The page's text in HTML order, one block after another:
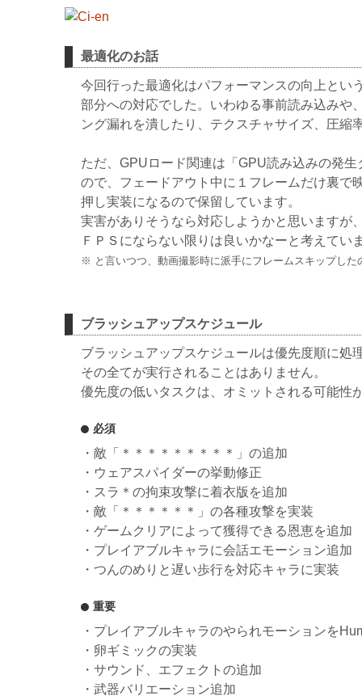
最適化のお話
今回行った最適化はパフォーマンスの向上とい
部分への対応でした。いわゆる事前読み込みや
ング漏れを潰したり、テクスチャサイズ、圧縮
ただ、GPUロード関連は「GPU読み込みの発
ので、フェードアウト中に１フレームだけ裏で
押し実装になるので保留しています。
実害がありそうなら対応しようかと思いますが
ＦＰＳにならない限りは良いかなーと考えてい
※ と言いつつ、動画撮影時に派手にフレームスキップした
ブラッシュアップスケジュール
ブラッシュアップスケジュールは優先度順に処
その全てが実行されることはありません。
優先度の低いタスクは、オミットされる可能性
必須
・敵「＊＊＊＊＊＊＊＊＊」の追加
・ウェアスパイダーの挙動修正
・スラ＊の拘束攻撃に着衣版を追加
・敵「＊＊＊＊＊＊」の各種攻撃を実装
・ゲームクリアによって獲得できる恩恵を追加
・プレイアブルキャラに会話エモーション追加
・つんのめりと遅い歩行を対応キャラに実装
重要
・プレイアブルキャラのやられモーションを
・卵ギミックの実装
・サウンド、エフェクトの追加
・武器バリエーション追加